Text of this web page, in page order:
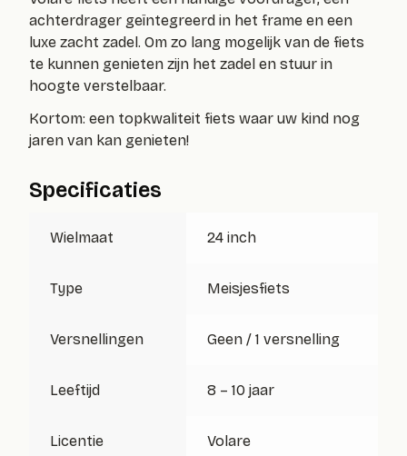
achterdrager geïntegreerd in het frame en een
luxe zacht zadel. Om zo lang mogelijk van de fiets
te kunnen genieten zijn het zadel en stuur in
hoogte verstelbaar.
Kortom: een topkwaliteit fiets waar uw kind nog
jaren van kan genieten!
Specificaties
Wielmaat 24 inch
Type Meisjesfiets
Versnellingen Geen / 1 versnelling
Leeftijd 8 – 10 jaar
Licentie Volare